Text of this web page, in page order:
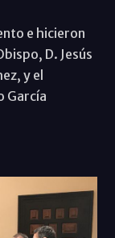
e hicieron
D. Jesús
y el
García